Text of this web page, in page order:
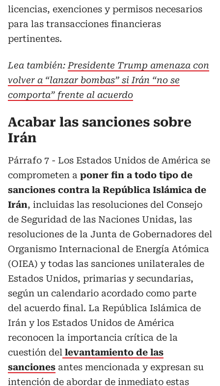
licencias, exenciones y permisos necesarios
para las transacciones financieras
pertinentes.
Lea también: Presidente Trump amenaza con
volver a “lanzar bombas” si Irán “no se
comporta” frente al acuerdo
Acabar las sanciones sobre
Irán
Párrafo 7 - Los Estados Unidos de América se
comprometen a poner fin a todo tipo de
sanciones contra la República Islámica de
Irán, incluidas las resoluciones del Consejo
de Seguridad de las Naciones Unidas, las
resoluciones de la Junta de Gobernadores del
Organismo Internacional de Energía Atómica
(OIEA) y todas las sanciones unilaterales de
Estados Unidos, primarias y secundarias,
según un calendario acordado como parte
del acuerdo final. La República Islámica de
Irán y los Estados Unidos de América
reconocen la importancia crítica de la
cuestión del levantamiento de las
sanciones antes mencionada y expresan su
intención de abordar de inmediato estas